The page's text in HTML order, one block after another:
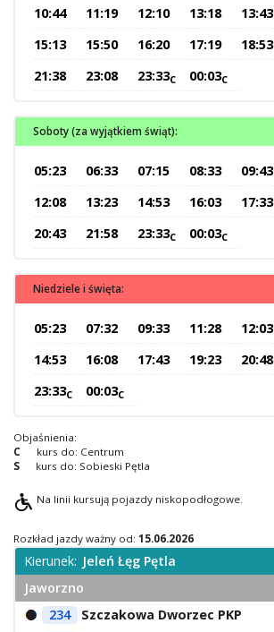
Centrum Obsługi Klienta
O Spółce
10:44
11:19 12:10 13:18 13:43
15:13
15:50 16:20 17:19 18:53
21:38
23:08 23:33C 00:03C
Soboty (za wyjątkiem świąt):
05:23 06:33 07:15 08:33 09:43
12:08
13:23 14:53 16:03 17:33
20:43
21:58 23:33C 00:03C
Niedziele i święta:
05:23 07:32 09:33 11:28 12:03
14:53
16:08 17:43 19:23 20:48
23:33C 00:03C
Objaśnienia:
C
kurs do: Centrum
S
kurs do: Sobieski Pętla
Na linii kursują pojazdy niskopodłogowe.
Rozkład jazdy ważny od: 15.06.2026
Kierunek: Jeleń Łęg Pętla
Jaworzno
234
Szczakowa Dworzec PKP